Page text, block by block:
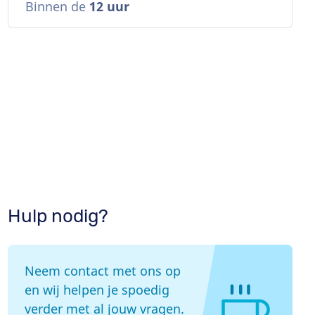
Binnen de 12 uur
Hulp nodig?
Neem contact met ons op
en wij helpen je spoedig
verder met al jouw vragen.